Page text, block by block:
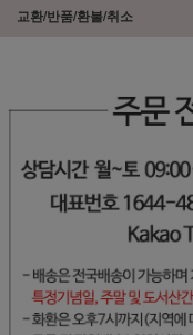
교환/반품/환불/취소